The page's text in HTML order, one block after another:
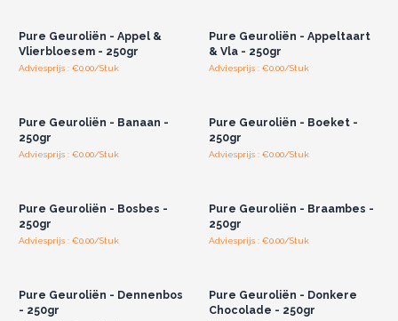
Pure Geuroliën - Appel &
Vlierbloesem - 250gr
Adviesprijs : €0.00/Stuk
Pure Geuroliën - Appeltaart
& Vla - 250gr
Adviesprijs : €0.00/Stuk
Pure Geuroliën - Banaan -
250gr
Adviesprijs : €0.00/Stuk
Pure Geuroliën - Boeket -
250gr
Adviesprijs : €0.00/Stuk
Pure Geuroliën - Bosbes -
250gr
Adviesprijs : €0.00/Stuk
Pure Geuroliën - Braambes -
250gr
Adviesprijs : €0.00/Stuk
Pure Geuroliën - Dennenbos
- 250gr
Pure Geuroliën - Donkere
Chocolade - 250gr